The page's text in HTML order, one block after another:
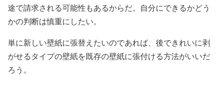
途で請求される可能性もあるからだ。自分にできるかどう
かの判断は慎重にしたい。
単に新しい壁紙に張替えたいのであれば、後できれいに剥
がせるタイプの壁紙を既存の壁紙に張付ける方法がいいだ
ろう。